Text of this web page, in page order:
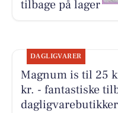
tilbage på lager
DAGLIGVARER
Magnum is til 25
kr. - fantastiske
dagligvarebutikker